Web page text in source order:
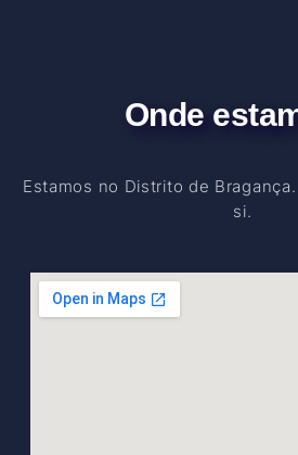
Onde
Estamos no Distrito de
si.